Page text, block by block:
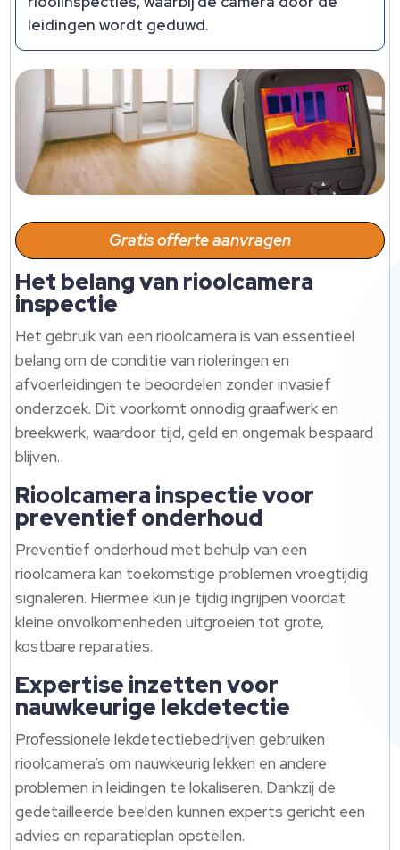
leidingen wordt geduwd.
Gratis offerte aanvragen
Het belang van rioolcamera
inspectie
Het gebruik van een rioolcamera is van essentieel
belang om de conditie van rioleringen en
afvoerleidingen te beoordelen zonder invasief
onderzoek. Dit voorkomt onnodig graafwerk en
breekwerk, waardoor tijd, geld en ongemak bespaard
blijven.
Rioolcamera inspectie voor
preventief onderhoud
Preventief onderhoud met behulp van een
rioolcamera kan toekomstige problemen vroegtijdig
signaleren. Hiermee kun je tijdig ingrijpen voordat
kleine onvolkomenheden uitgroeien tot grote,
kostbare reparaties.
Expertise inzetten voor
nauwkeurige lekdetectie
Professionele lekdetectiebedrijven gebruiken
rioolcamera’s om nauwkeurig lekken en andere
problemen in leidingen te lokaliseren. Dankzij de
gedetailleerde beelden kunnen experts gericht een
advies en reparatieplan opstellen.